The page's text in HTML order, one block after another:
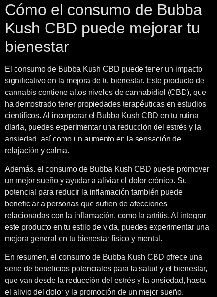
Cómo el consumo de Bubba
Kush CBD puede mejorar tu
bienestar
El consumo de Bubba Kush CBD puede tener un impacto
significativo en la mejora de tu bienestar. Este producto de
cannabis contiene altos niveles de cannabidiol (CBD), que
ha demostrado tener propiedades terapéuticas en estudios
científicos. Al incorporar el Bubba Kush CBD en tu rutina
diaria, puedes experimentar una reducción del estrés y la
ansiedad, así como un aumento en la sensación de
relajación y calma.
Además, el consumo de Bubba Kush CBD puede promover
un mejor sueño y ayudar a aliviar el dolor crónico. Su
potencial para reducir la inflamación también puede
beneficiar a personas que sufren de afecciones
relacionadas con la inflamación, como la artritis. Al integrar
este producto en tu estilo de vida, puedes experimentar una
mejora general en tu bienestar físico y mental.
En resumen, el consumo de Bubba Kush CBD ofrece una
serie de beneficios potenciales para la salud y el bienestar,
que van desde la reducción del estrés y la ansiedad, hasta
el alivio del dolor y la promoción de un mejor sueño.